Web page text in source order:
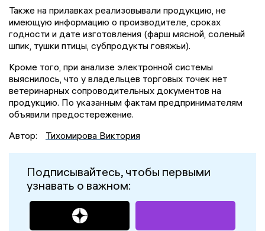
Также на прилавках реализовывали продукцию, не
имеющую информацию о производителе, сроках
годности и дате изготовления (фарш мясной, соленый
шпик, тушки птицы, субпродукты говяжьи).
Кроме того, при анализе электронной системы
выяснилось, что у владельцев торговых точек нет
ветеринарных сопроводительных документов на
продукцию. По указанным фактам предпринимателям
объявили предостережение.
Автор:
Тихомирова Виктория
Подписывайтесь, чтобы первыми
узнавать о важном: